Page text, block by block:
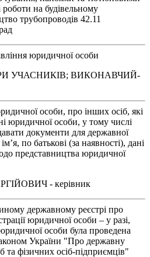
на будівельному
трубопроводів 42.11
юридичної особи
УЧАСНИКІВ; ВИКОНАВЧИЙ-
особи, про інших осіб, які
юридичної особи, у тому числі
документи для державної
по батькові (за наявності), дані
представництва юридичної
- керівник
державному реєстрі про
юридичної особи – у разі,
особи була проведена
України "Про державну
та фізичних осіб-підприємців"